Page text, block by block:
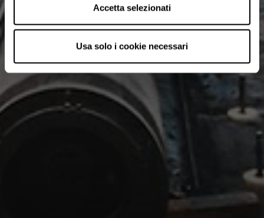
Accetta selezionati
Usa solo i cookie necessari